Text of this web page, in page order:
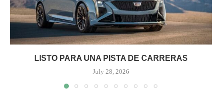
LISTO PARA UNA PISTA DE CARRERAS
July 28, 2026